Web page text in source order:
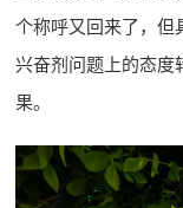
个称呼又回来了，但
兴奋剂问题上的态度
果。